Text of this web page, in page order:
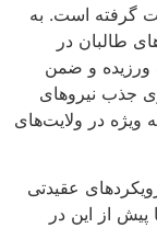
گرفته است. به
طالبان در
ورزیده و ضمن
جذب نیروهای
ویژه در ولایت‌های
عقیدتی
از این در